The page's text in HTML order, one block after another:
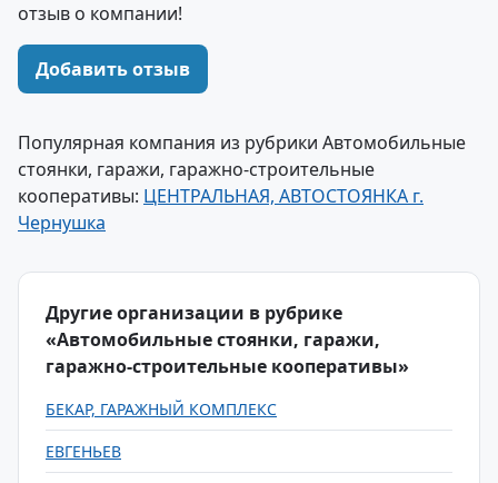
отзыв о компании!
Добавить отзыв
Популярная компания из рубрики Автомобильные
стоянки, гаражи, гаражно-строительные
кооперативы: ЦЕНТРАЛЬНАЯ, АВТОСТОЯНКА г.
Чернушка
Другие организации в рубрике
«Автомобильные стоянки, гаражи,
гаражно-строительные кооперативы»
БЕКАР, ГАРАЖНЫЙ КОМПЛЕКС
ЕВГЕНЬЕВ